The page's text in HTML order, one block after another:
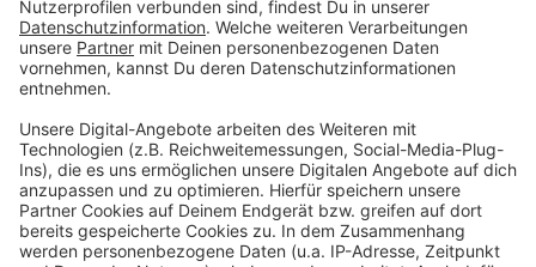
Daten zu Ihren Aktivitäten
sammeln. Bitte lesen Sie die
Details durch und stimmen Sie der
Nutzung des Service zu, um dieses
Video anzusehen.
Mehr Informationen
Akzeptieren
Drei Heinzel in der Backstube stehen einem Elefanten
im Porzellanladen in nichts nach. Das wird Bäcker Theo
gar nicht gefallen….